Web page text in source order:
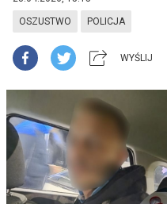
OSZUSTWO POLICJA
WYŚLIJ